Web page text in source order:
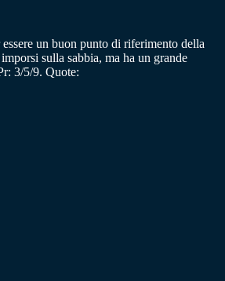
un buon punto di riferimento della
sulla sabbia, ma ha un grande
3/5/9. Quote: